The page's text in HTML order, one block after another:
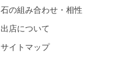
石の組み合わせ・相性
出店について
サイトマップ